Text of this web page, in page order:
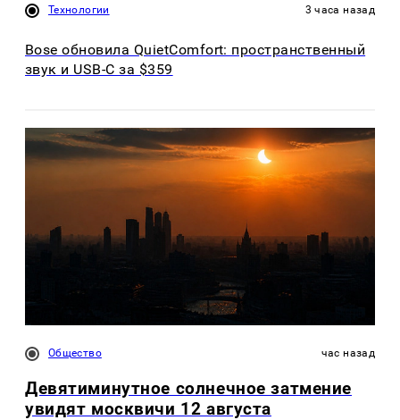
Технологии 3 часа назад
Bose обновила QuietComfort: пространственный
звук и USB-C за $359
Общество час назад
Девятиминутное солнечное затмение
увидят москвичи 12 августа